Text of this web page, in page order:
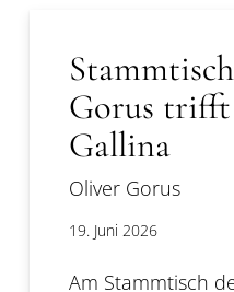
Gorus
Gallina
Oliver Gorus
19. Juni 2026
Am Stammtisch